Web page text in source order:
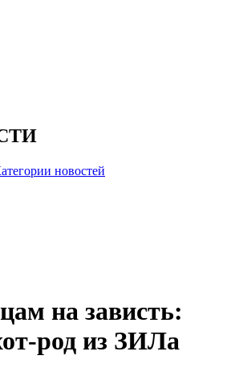
новостей
на зависть:
род из ЗИЛа